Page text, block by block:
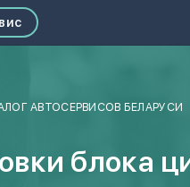
АВТОСЕРВИСОВ БЕЛАРУСИ
блока